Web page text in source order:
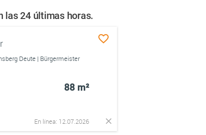
las 24 últimas horas.
Deute | Bürgermeister
88 m²
En línea: 12.07.2026